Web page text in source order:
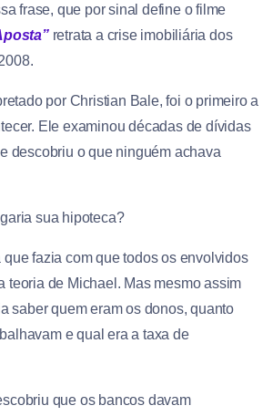
frase, que por sinal define o filme
retrata a crise imobiliária dos
por Christian Bale, foi o primeiro a
Ele examinou décadas de dívidas
descobriu o que ninguém achava
sua hipoteca?
que fazia com que todos os envolvidos
teoria de Michael. Mas mesmo assim
saber quem eram os donos, quanto
e qual era a taxa de
que os bancos davam